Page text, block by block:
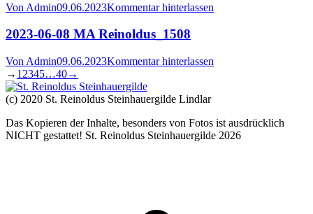
Von Admin09.06.2023Kommentar hinterlassen
2023-06-08 MA Reinoldus_1508
Von Admin09.06.2023Kommentar hinterlassen
→ 1 2345…40→
(c) 2020 St. Reinoldus Steinhauergilde Lindlar
Das Kopieren der Inhalte, besonders von Fotos ist ausdrücklich
NICHT gestattet! St. Reinoldus Steinhauergilde 2026